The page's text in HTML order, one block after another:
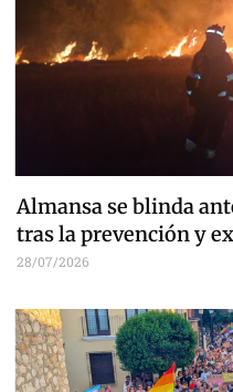
Almansa se blinda
tras la prevención y
28/07/2026